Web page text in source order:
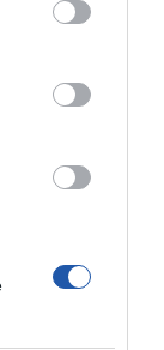
w zależności od
&